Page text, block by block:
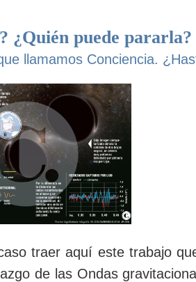
¿Quién puede pararla?
llamamos Conciencia.
traer aquí este trabajo
de las Ondas